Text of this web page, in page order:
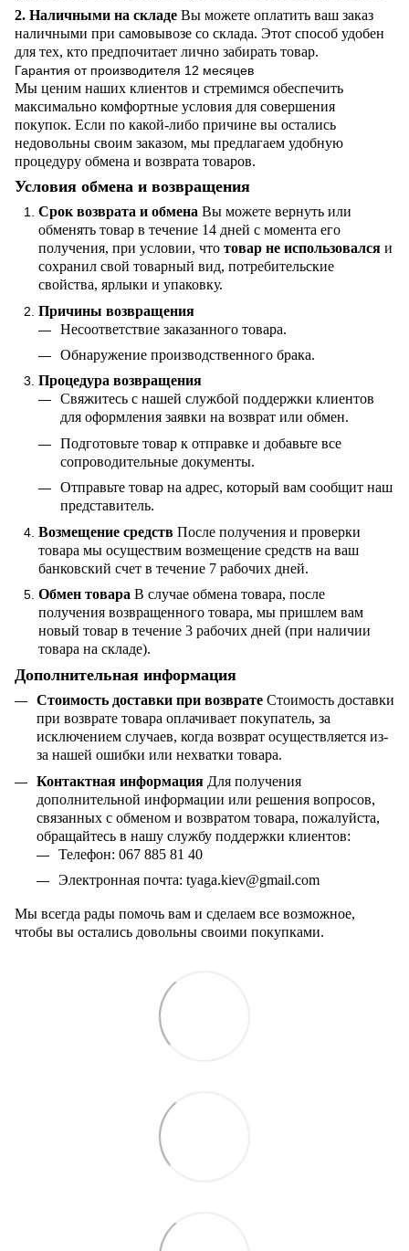
2. Наличными на складе Вы можете оплатить ваш заказ
наличными при самовывозе со склада. Этот способ удобен
для тех, кто предпочитает лично забирать товар.
Гарантия от производителя 12 месяцев
Мы ценим наших клиентов и стремимся обеспечить
максимально комфортные условия для совершения
покупок. Если по какой-либо причине вы остались
недовольны своим заказом, мы предлагаем удобную
процедуру обмена и возврата товаров.
Условия обмена и возвращения
Срок возврата и обмена Вы можете вернуть или
обменять товар в течение 14 дней с момента его
получения, при условии, что товар не использовался и
сохранил свой товарный вид, потребительские
свойства, ярлыки и упаковку.
Причины возвращения
Несоответствие заказанного товара.
Обнаружение производственного брака.
Процедура возвращения
Свяжитесь с нашей службой поддержки клиентов
для оформления заявки на возврат или обмен.
Подготовьте товар к отправке и добавьте все
сопроводительные документы.
Отправьте товар на адрес, который вам сообщит наш
представитель.
Возмещение средств После получения и проверки
товара мы осуществим возмещение средств на ваш
банковский счет в течение 7 рабочих дней.
Обмен товара В случае обмена товара, после
получения возвращенного товара, мы пришлем вам
новый товар в течение 3 рабочих дней (при наличии
товара на складе).
Дополнительная информация
Стоимость доставки при возврате Стоимость доставки
при возврате товара оплачивает покупатель, за
исключением случаев, когда возврат осуществляется из-
за нашей ошибки или нехватки товара.
Контактная информация Для получения
дополнительной информации или решения вопросов,
связанных с обменом и возвратом товара, пожалуйста,
обращайтесь в нашу службу поддержки клиентов:
Телефон: 067 885 81 40
Электронная почта: tyaga.kiev@gmail.com
Мы всегда рады помочь вам и сделаем все возможное,
чтобы вы остались довольны своими покупками.